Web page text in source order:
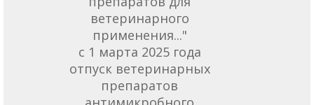
ветеринарного
применения..."
с 1 марта 2025 года
отпуск ветеринарных
препаратов